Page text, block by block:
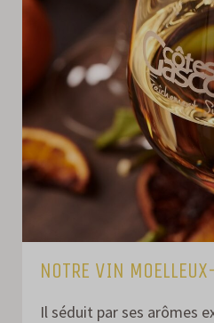
NOTRE VIN
Il séduit par ses arômes